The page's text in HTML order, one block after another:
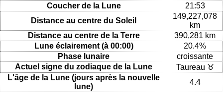
Coucher de la Lune
21:53
Distance au centre du Soleil
149,227,078
km
Distance au centre de la Terre
390,281 km
Lune éclairement (à 00:00)
20.4%
Phase lunaire
croissante
Actuel signe du zodiaque de la Lune
Taureau ♉
L'âge de la Lune (jours après la nouvelle
lune)
4.4